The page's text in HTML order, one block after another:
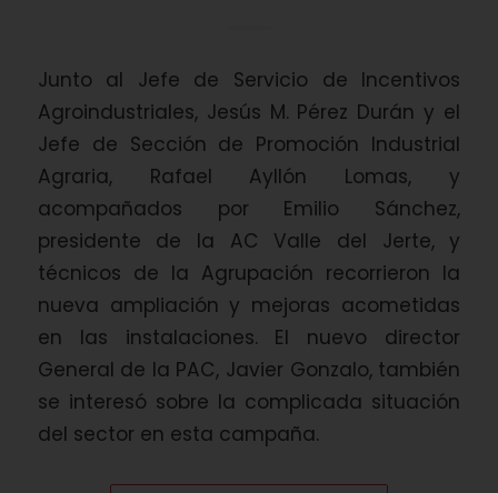
Junto al Jefe de Servicio de Incentivos
Agroindustriales, Jesús M. Pérez Durán y el
Jefe de Sección de Promoción Industrial
Agraria, Rafael Ayllón Lomas, y
acompañados por Emilio Sánchez,
presidente de la AC Valle del Jerte, y
técnicos de la Agrupación recorrieron la
nueva ampliación y mejoras acometidas
en las instalaciones. El nuevo director
General de la PAC, Javier Gonzalo, también
se interesó sobre la complicada situación
del sector en esta campaña.